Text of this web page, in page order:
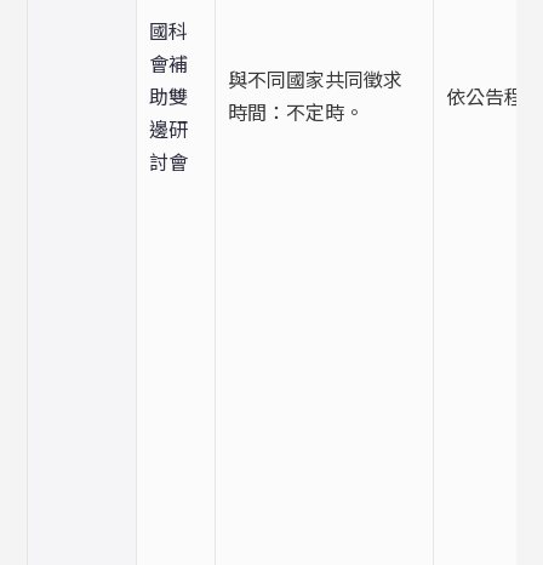
國科
會補
助雙
邊研
討會
與不同國家共同徵求
時間：不定時。
依公告程